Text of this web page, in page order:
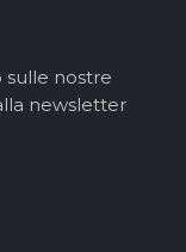
sulle nostre
newsletter